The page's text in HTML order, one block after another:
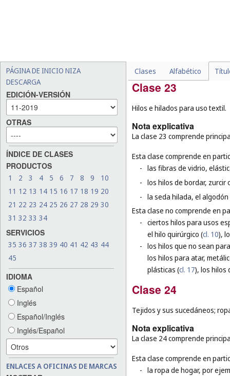
PÁGINA DE INICIO NIZA
DESCARGA
EDICIÓN-VERSIÓN
OTRAS
ÍNDICE DE CLASES
PRODUCTOS
1 2 3 4 5 6 7 8 9
10
11 12 13 14 15 16 17 18 19 20
21 22 23 24 25 26 27 28 29 30
31 32 33 34
SERVICIOS
35 36 37 38 39 40 41 42 43 44
45
IDIOMA
Español
Inglés
Español/Inglés
Inglés/Español
ENLACES A OFICINAS DE MARCAS
Clases Alfabético
caucho (cl. 17), de cuero (
Clase 23
Hilos e hilados para uso textil.
Nota explicativa
La clase 23 comprende
Esta clase comprende en
- las fibras de vidrio,
- los hilos de bordar, zurcir
- la seda hilada, el
Esta clase no comprende en
- ciertos hilos para usos
el hilo quirúrgico (cl. 10),
- los hilos que no sean
los hilos para atar,
plásticas (cl. 17), los hilos
Clase 24
Tejidos y sus sucedáneos;
Nota explicativa
La clase 24 comprende
Esta clase comprende en
- la ropa de hogar, por